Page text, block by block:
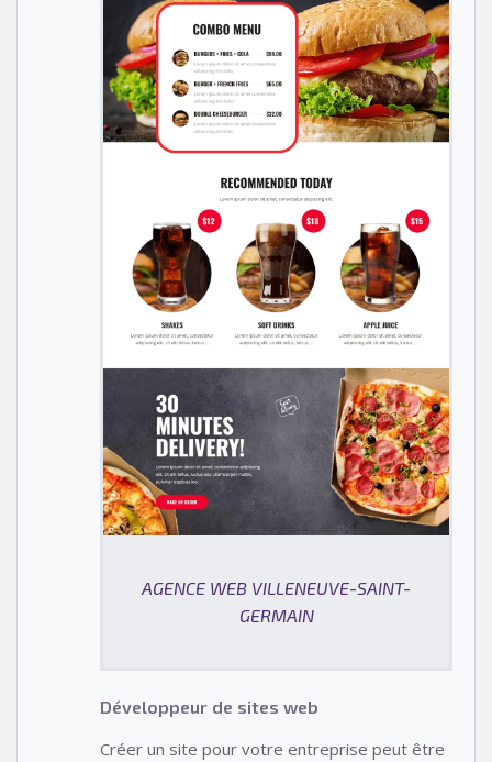
AGENCE WEB VILLENEUVE-SAINT-
GERMAIN
Développeur de sites web
Créer un site pour votre entreprise peut être